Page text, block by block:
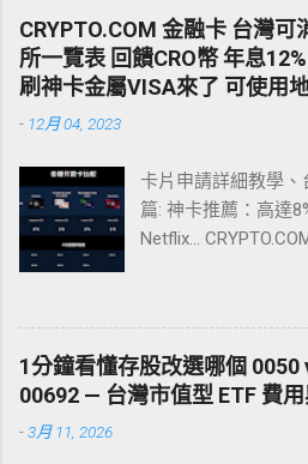
不僅匯率差、手續
有可能收到詐騙黑錢
（變成人頭戶）！
現方式是： 直接申
或 Google Pay，就
款，甚至還能賺取最
天，我們為台灣用戶
南！ 前置準備：如
USDT？ 在申請這些
要先擁有 USDT。對
最安全的路徑是透過
CRYPTO.COM 金融卡 台灣可
所一覽表 回饋CRO幣 年息
刷神卡金屬VISA來了 可使用
- 12月 04, 2023
卡片申請詳細教學
篇: 神卡推薦：高達
Netflix...
註冊送現金 referral
教學與省錢攻略 點
Referral Code有帶入
回來這邊重點一次鏈
冊獎勵25美金 回饋
1分鐘看懂存股改選哪個 0050
00692 — 台灣市值型 ETF 費
-3月 11, 2026